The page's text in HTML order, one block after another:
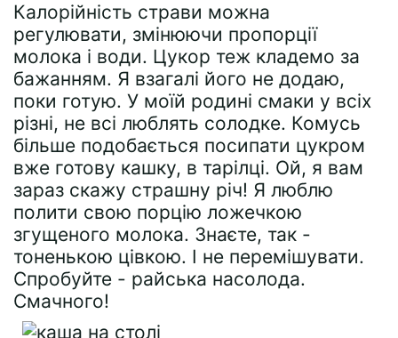
Калорійність страви можна
регулювати, змінюючи пропорції
молока і води. Цукор теж кладемо за
бажанням. Я взагалі його не додаю,
поки готую. У моїй родині смаки у всіх
різні, не всі люблять солодке. Комусь
більше подобається посипати цукром
вже готову кашку, в тарілці. Ой, я вам
зараз скажу страшну річ! Я люблю
полити свою порцію ложечкою
згущеного молока. Знаєте, так -
тоненькою цівкою. І не перемішувати.
Спробуйте - райська насолода.
Смачного!